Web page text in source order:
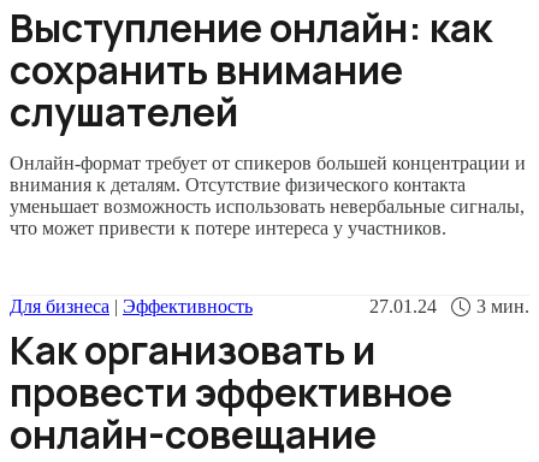
Выступление онлайн: как
сохранить внимание
слушателей
Онлайн-формат требует от спикеров большей концентрации и
внимания к деталям. Отсутствие физического контакта
уменьшает возможность использовать невербальные сигналы,
что может привести к потере интереса у участников.
Для бизнеса | Эффективность 27.01.24 3 мин.
Как организовать и
провести эффективное
онлайн-совещание